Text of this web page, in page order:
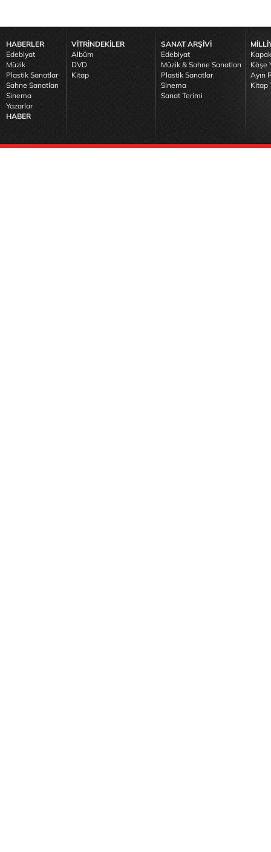
HABERLER
Edebiyat
Müzik
Plastik Sanatlar
Sahne Sanatları
Sinema
Yazarlar
HABER
VİTRİNDEKİLER
Albüm
DVD
Kitap
SANAT ARŞİVİ
Edebiyat
Müzik & Sahne Sanatları
Plastik Sanatlar
Sinema
Sanat Terimi
Köşe
Ayın
Kitap